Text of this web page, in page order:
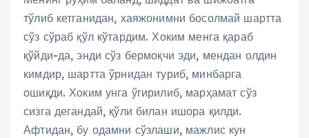
тўлиб кетганидан, хаяжонимни босолмай шартта
сўз сўраб қўл кўтардим. Хоким менга қараб
қўйди-да, энди сўз бермоқчи эди, мендан олдин
кимдир, шартта ўрнидан туриб, минбарга
ошиқди. Хоким унга ўгирилиб, марҳамат сўз
сизга дегандай, қўли билан ишора қилди.
Афтидан, бу одамни сўзлаши, мажлис кун